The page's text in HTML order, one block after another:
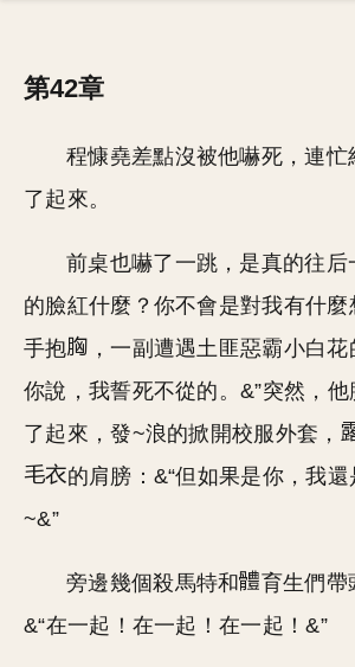
第42章
程慷堯差點沒被他嚇死，連
了起來。
前桌也嚇了一跳，是真的往后
的臉紅什麼？你不會是對我有什麼
手抱
，一副遭遇土匪惡霸小白
你說，我誓死不從的。&”突然，他
了起來，發~浪的掀開校服外套，
的肩膀：&“但如果是你，我
~&”
旁邊幾個殺馬特和
育生們帶
&“在一起！在一起！在一起！&”